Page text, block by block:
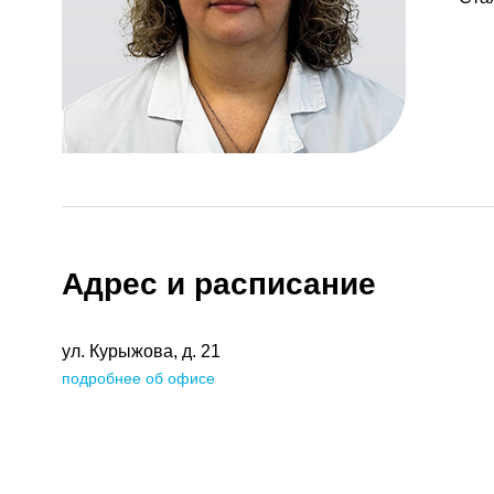
Адрес и расписание
ул. Курыжова, д. 21
подробнее об офисе